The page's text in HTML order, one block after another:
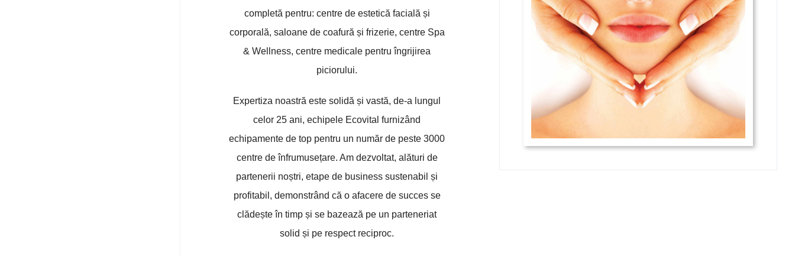
completă pentru: centre de estetică facială și
corporală, saloane de coafură și frizerie, centre Spa
& Wellness, centre medicale pentru îngrijirea
piciorului.
Expertiza noastră este solidă și vastă, de-a lungul
celor 25 ani, echipele Ecovital furnizând
echipamente de top pentru un număr de peste 3000
centre de înfrumusețare. Am dezvoltat, alături de
partenerii noștri, etape de business sustenabil și
profitabil, demonstrând că o afacere de succes se
clădește în timp și se bazează pe un parteneriat
solid și pe respect reciproc.